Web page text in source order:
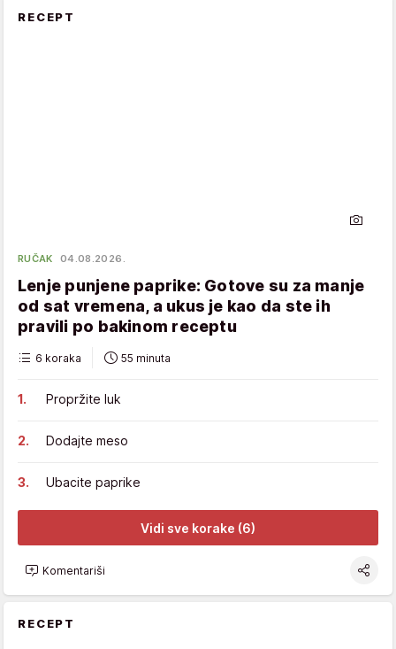
RECEPT
RUČAK 04.08.2026.
Lenje punjene paprike: Gotove su za manje
od sat vremena, a ukus je kao da ste ih
pravili po bakinom receptu
6 koraka 55 minuta
Propržite luk
Dodajte meso
Ubacite paprike
Vidi sve korake (6)
Komentariši
RECEPT